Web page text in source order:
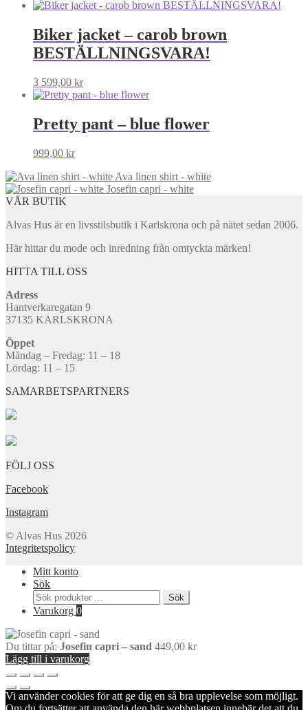
Biker jacket – carob brown
BESTÄLLNINGSVARA!
3 599,00 kr
Pretty pant – blue flower
999,00 kr
Ava linen shirt - white
Josefin capri - white
VÅR BUTIK
Alvas Hus är en livsstilsbutik i Karlskrona och på nätet sedan 2006.
Här hittar du mode och inredning från omtyckta märken!
HITTA TILL OSS
Adress
Hantverkaregatan 9
37135 KARLSKRONA
Öppet
Måndag – Fredag: 11 – 18
Lördag: 11 – 15
SAMARBETSPARTNERS
FÖLJ OSS
Facebook
Instagram
© Alvas Hus 2026
Integritetspolicy
Mitt konto
Sök
Sök
efter:
Sök
Varukorg 0
Du tittar på: Josefin capri – sand 449,00 kr
Lägg till i varukorg
Vi använder cookies för att ge dig en så bra upplevelse som möjligt.